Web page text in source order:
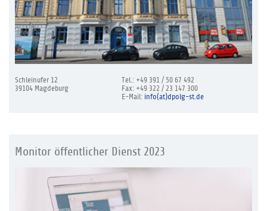
Schleinufer 12
39104 Magdeburg
Tel.: +49 391 / 50 67 492
Fax: +49 322 / 23 147 300
E-Mail: info(at)dpolg-st.de
Monitor öffentlicher Dienst 2023